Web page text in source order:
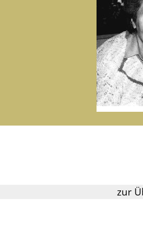
zur